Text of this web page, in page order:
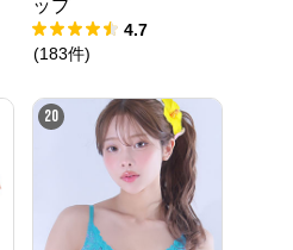
ップ
4.7
(183件)
20